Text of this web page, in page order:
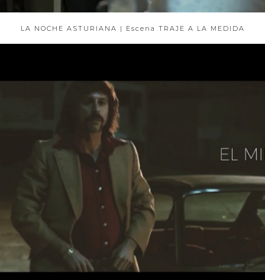
LA NOCHE ASTURIANA | Escena TRAJE A LA MEDIDA